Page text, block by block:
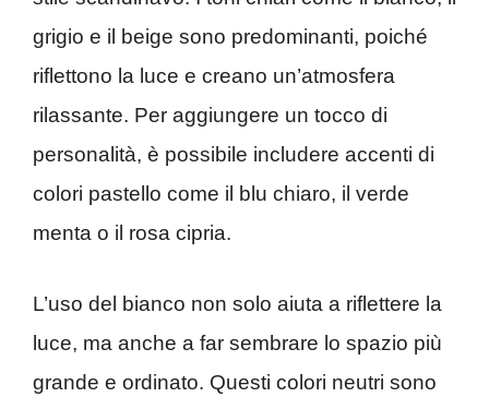
grigio e il beige sono predominanti, poiché
riflettono la luce e creano un’atmosfera
rilassante. Per aggiungere un tocco di
personalità, è possibile includere accenti di
colori pastello come il blu chiaro, il verde
menta o il rosa cipria.
L’uso del bianco non solo aiuta a riflettere la
luce, ma anche a far sembrare lo spazio più
grande e ordinato. Questi colori neutri sono